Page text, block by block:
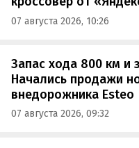
07 августа 2026, 10:26
Запас хода 800 км и
Начались продажи
внедорожника Esteo
07 августа 2026, 09:32